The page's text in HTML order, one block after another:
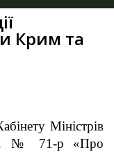
Крим та
Міністрів
р. № 71-р «Про